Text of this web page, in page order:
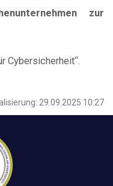
zur
Cybersicherheit“.
29.09.2025 10:27